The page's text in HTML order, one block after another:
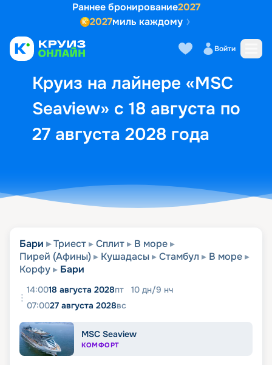
Раннее бронирование2027
2027миль каждому
Войти
Круиз на лайнере «MSC
Seaview» с 18 августа по
27 августа 2028 года
Выбор кают Маршрут и
Бари Триест Сплит
В море
Пирей (Афины)
Кушадасы Стамбул
В море
Корфу
Бари
14:0018 августа 2028пт 10 дн/9 нч
07:0027 августа 2028вс
MSC Seaview
КОМФОРТ